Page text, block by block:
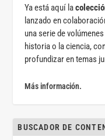
Ya está aquí la
lanzado en
una serie de
historia o la ciencia,
profundizar en temas
Más información.
BUSCADOR DE